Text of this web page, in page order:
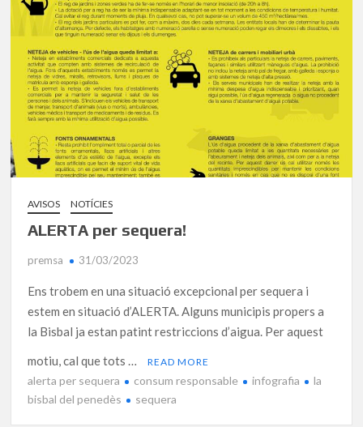
AVISOS NOTÍCIES
ALERTA per sequera!
premsa 31/03/2023
Ens trobem en una situació excepcional per sequera i
estem en situació d’ALERTA. Alguns municipis propers a
la Bisbal ja estan patint restriccions d’aigua. Per aquest
motiu, cal que tots …
READ MORE
alerta per sequera consum responsable infografia
la
bisbal del penedès
sequera